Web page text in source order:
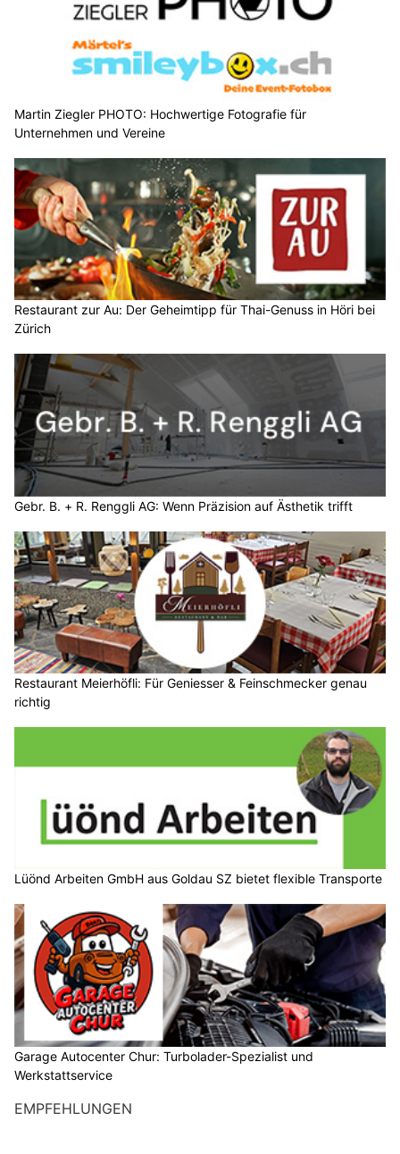
Martin Ziegler PHOTO: Hochwertige Fotografie für
Unternehmen und Vereine
Restaurant zur Au: Der Geheimtipp für Thai-Genuss in Höri bei
Zürich
Gebr. B. + R. Renggli AG: Wenn Präzision auf Ästhetik trifft
Restaurant Meierhöfli: Für Geniesser & Feinschmecker genau
richtig
Lüönd Arbeiten GmbH aus Goldau SZ bietet flexible Transporte
Garage Autocenter Chur: Turbolader-Spezialist und
Werkstattservice
EMPFEHLUNGEN